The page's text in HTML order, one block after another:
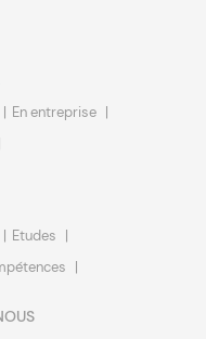
En entreprise
Etudes